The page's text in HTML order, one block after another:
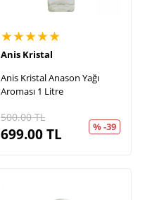
★★★★★
Anis Kristal
Anis Kristal Anason Yağı
Aroması 1 Litre
500.00TL
699.00TL % -39